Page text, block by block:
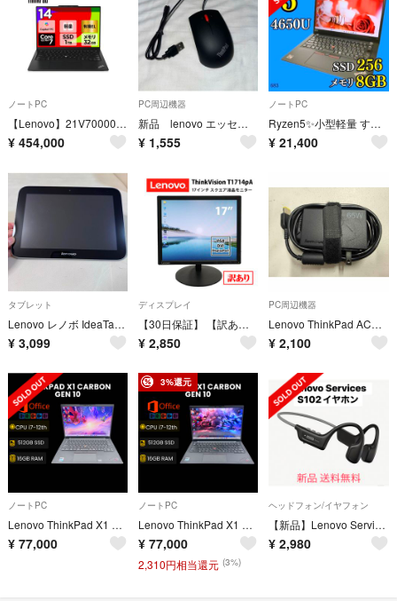
ノートPC
【Lenovo】21V70000JP ThinkPad X1 Carbon新品！
¥ 454,000
PC周辺機器
新品 lenovo エッセンシャル ワイヤレス マウス 4X30M56887
¥ 1,555
ノートPC
Ryzen5✨️小型軽量 すぐ使えるノートパソコン SSD Windows11
¥ 21,400
タブレット
Lenovo レノボ IdeaTab A2109A タブレットPC 動作確認済
¥ 3,099
ディスプレイ
【30日保証】 【訳あり(液晶キズ有)】 中古モニター 17型 スクエア Lenovo ThinkVision T1714pA 解像度1280×1024 VGA DVI DisplayPort 送料無料 動作確認済み
¥ 2,850
PC周辺機器
Lenovo ThinkPad AC電源
¥ 2,100
ノートPC
Lenovo ThinkPad X1 Gen10 i7 16GB 512GB
¥ 77,000
3%還元
ノートPC
Lenovo ThinkPad X1 Gen 10 i7 16GB 512GB
¥ 77,000
2,310円相当還元 (3%)
ヘッドフォン/イヤフォン
【新品】Lenovo Services S102ワイヤレスイヤホン ブラック
¥ 2,980